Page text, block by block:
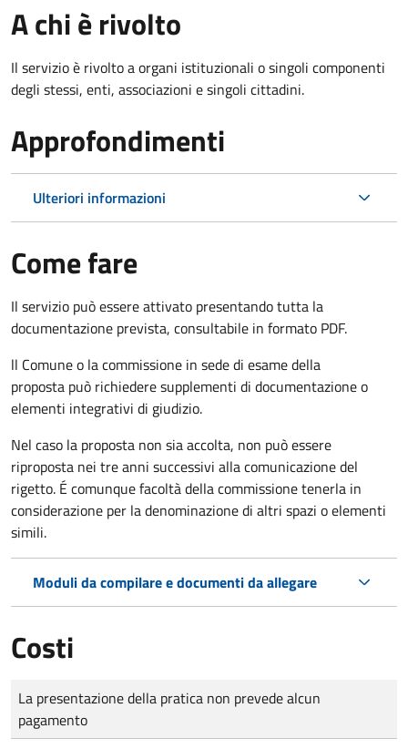
A chi è rivolto
Il servizio è rivolto a organi istituzionali o singoli componenti
degli stessi, enti, associazioni e singoli cittadini.
Approfondimenti
Ulteriori informazioni
Come fare
Il servizio può essere attivato presentando tutta la
documentazione prevista, consultabile in formato PDF.
ll Comune o la commissione in sede di esame della
proposta può richiedere supplementi di documentazione o
elementi integrativi di giudizio.
Nel caso la proposta non sia accolta, non può essere
riproposta nei tre anni successivi alla comunicazione del
rigetto. É comunque facoltà della commissione tenerla in
considerazione per la denominazione di altri spazi o elementi
simili.
Moduli da compilare e documenti da allegare
Costi
Tipo di pagamento
Importo
La presentazione della pratica non prevede alcun
pagamento